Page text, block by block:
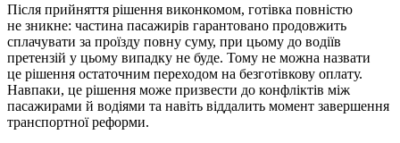
Після прийняття рішення виконкомом, готівка повністю
не зникне: частина пасажирів гарантовано продовжить
сплачувати за проїзду повну суму, при цьому до водіїв
претензій у цьому випадку не буде. Тому не можна назвати
це рішення остаточним переходом на безготівкову оплату.
Навпаки, це рішення може призвести до конфліктів між
пасажирами й водіями та навіть віддалить момент завершення
транспортної реформи.